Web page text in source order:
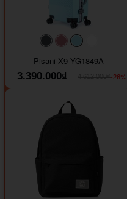
#40454a#b76e79
#9ad8e7
Pisani X9 YG1849A
3.390.000₫
-26%